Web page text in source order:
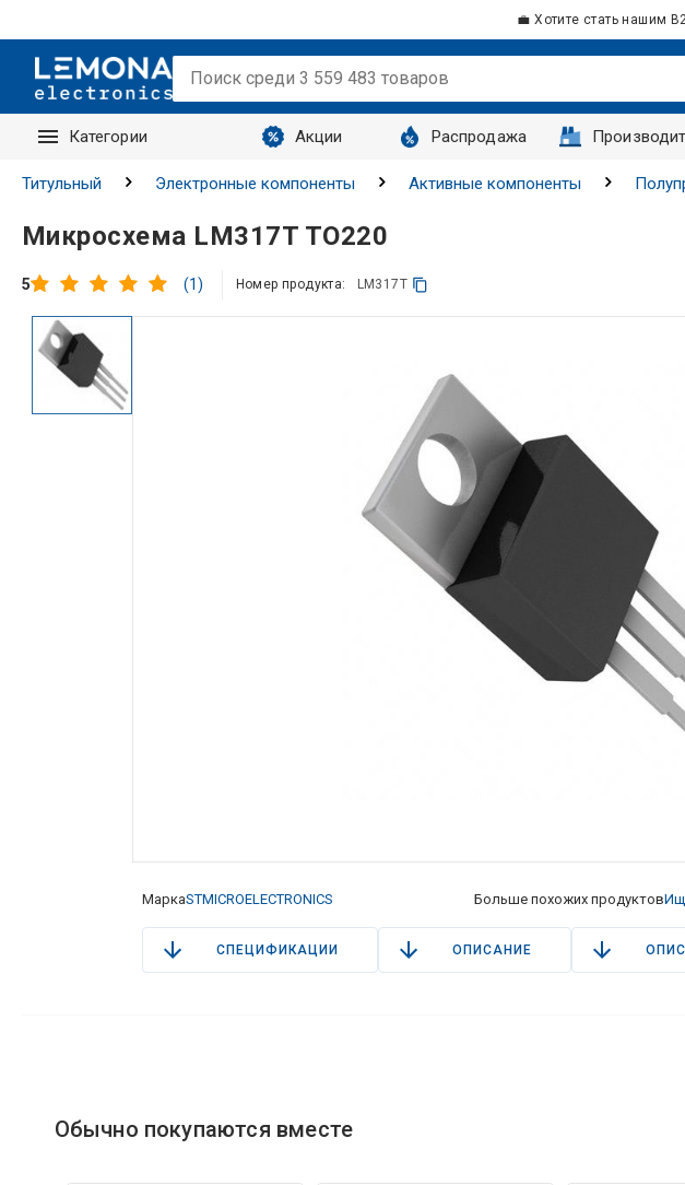
💼 Хотите стать нашим
Категории Акции Распродажа
Запросы
Титульный Электронные компоненты Активные компоненты
Микросхема LM317T TO220
5 (1) Номер продукта: LM317T
МаркаSTMICROELECTRONICS Больше похожих продуктов
СПЕЦИФИКАЦИИ ОПИСАНИЕ
Обычно покупаются вместе